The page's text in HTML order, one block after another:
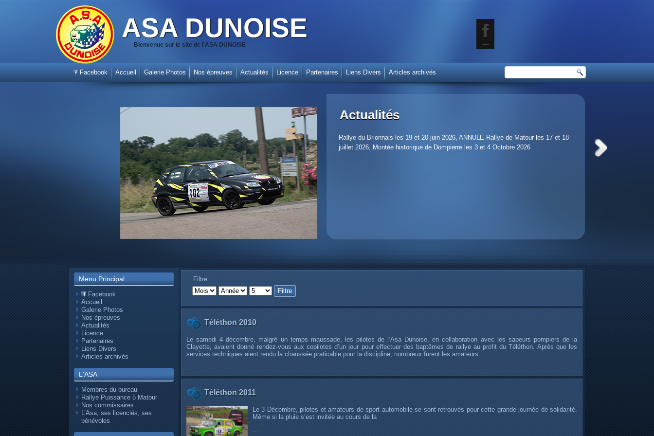
Actualités
Rallye du Brionnais les 19 et 20 juin 2026, ANNULE Rallye de Matour les 17 et 18
juillet 2026, Montée historique de Dompierre les 3 et 4 Octobre 2026
ASA DUNOISE
Bienvenue sur le site de l'ASA DUNOISE
Facebook Accueil Galerie Photos Nos épreuves Actualités Licence Partenaires Liens Divers Articles archivés
Menu Principal
Facebook
Accueil
Galerie Photos
Nos épreuves
Actualités
Licence
Partenaires
Liens Divers
Articles archivés
L'ASA
Membres du bureau
Rallye Puissance 5 Matour
Nos commissaires
L’Asa, ses licenciés, ses
bénévoles
Filtre
Filtre
Téléthon 2010
Le samedi 4 décembre, malgré un temps maussade, les pilotes de l’Asa Dunoise, en collaboration avec les sapeurs pompiers de la
Clayette, avaient donné rendez-vous aux copilotes d’un jour pour effectuer des baptêmes de rallye au profit du Téléthon. Après que les
services techniques aient rendu la chaussée praticable pour la discipline, nombreux furent les amateurs
Téléthon 2011
Le 3 Décembre, pilotes et amateurs de sport automobile se sont retrouvés pour cette grande journée de solidarité.
Même si la pluie s’est invitée au cours de la